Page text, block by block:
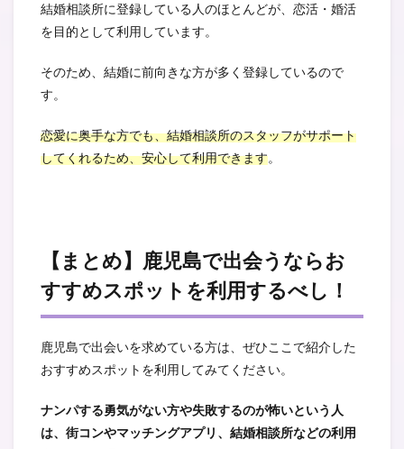
結婚相談所に登録している人のほとんどが、恋活・婚活
を目的として利用しています。
そのため、結婚に前向きな方が多く登録しているので
す。
恋愛に奥手な方でも、結婚相談所のスタッフがサポート
してくれるため、安心して利用できます。
【まとめ】鹿児島で出会うならお
すすめスポットを利用するべし！
鹿児島で出会いを求めている方は、ぜひここで紹介した
おすすめスポットを利用してみてください。
ナンパする勇気がない方や失敗するのが怖いという人
は、街コンやマッチングアプリ、結婚相談所などの利用